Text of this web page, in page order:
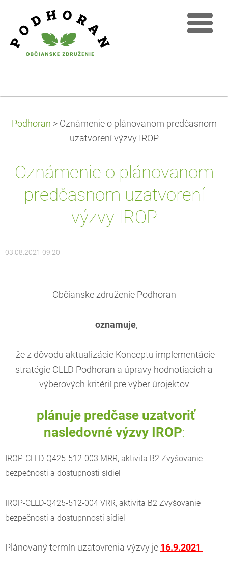
Podhoran > Oznámenie o plánovanom predčasnom
uzatvorení výzvy IROP
Oznámenie o plánovanom
predčasnom uzatvorení
výzvy IROP
03.08.2021 09:20
Občianske združenie Podhoran
oznamuje,
že z dôvodu aktualizácie Konceptu implementácie
stratégie CLLD Podhoran a úpravy hodnotiacich a
výberových kritérií pre výber úrojektov
plánuje predčase uzatvoriť
nasledovné výzvy IROP:
IROP-CLLD-Q425-512-003 MRR, aktivita B2 Zvyšovanie
bezpečnosti a dostupnosti sídiel
IROP-CLLD-Q425-512-004 VRR, aktivita B2 Zvyšovanie
bezpečnosti a dostupnnosti sídiel
Plánovaný termín uzatovrenia výzvy je 16.9.2021